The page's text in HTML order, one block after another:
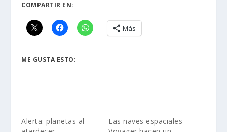
COMPARTIR EN:
Más
ME GUSTA ESTO:
Alerta: planetas al
Las naves espaciales